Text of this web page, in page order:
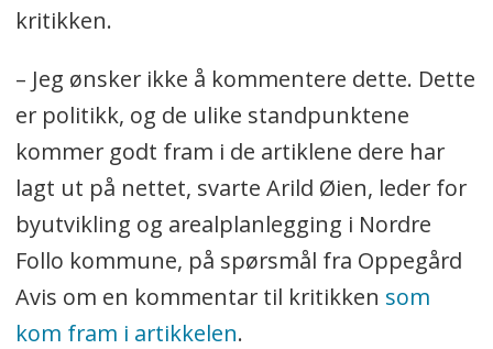
kritikken.
– Jeg ønsker ikke å kommentere dette. Dette
er politikk, og de ulike standpunktene
kommer godt fram i de artiklene dere har
lagt ut på nettet, svarte Arild Øien, leder for
byutvikling og arealplanlegging i Nordre
Follo kommune, på spørsmål fra Oppegård
Avis om en kommentar til kritikken som
kom fram i artikkelen.